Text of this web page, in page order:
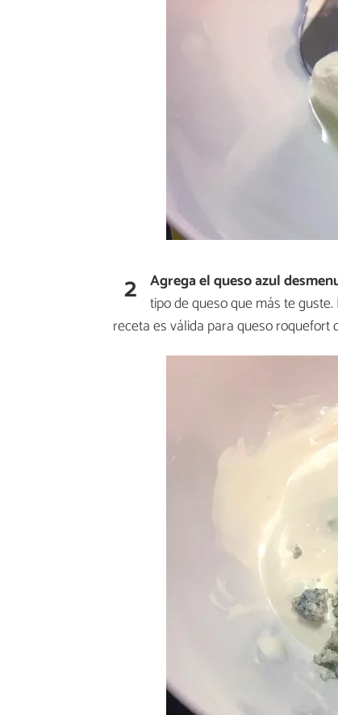
2 Agrega el queso azul
tipo de queso que más te
receta es válida para queso roquefort